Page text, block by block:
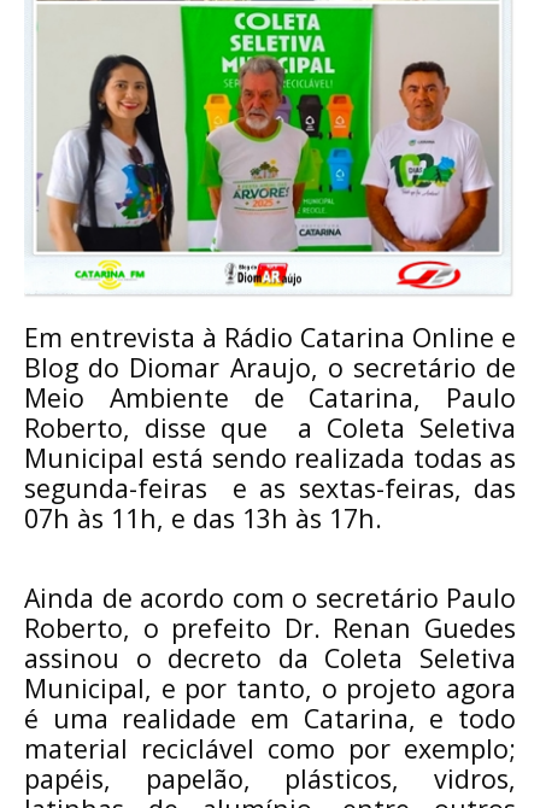
Em entrevista à Rádio Catarina Online e
Blog do Diomar Araujo, o secretário de
Meio Ambiente de Catarina, Paulo
Roberto, disse que  a Coleta Seletiva
Municipal está sendo realizada todas as
segunda-feiras
e as sextas-feiras, das
07h às 11h, e das 13h às 17h.
Ainda de acordo com o secretário Paulo
Roberto, o prefeito Dr. Renan Guedes
assinou o decreto da Coleta Seletiva
Municipal, e por tanto, o projeto agora
é uma realidade em Catarina, e todo
material reciclável como por exemplo;
papéis, papelão, plásticos, vidros,